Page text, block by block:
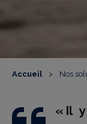
Accueil > Nos
« Il